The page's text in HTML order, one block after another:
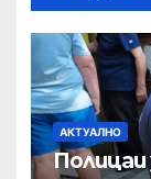
АКТУАЛНО
Полицаи